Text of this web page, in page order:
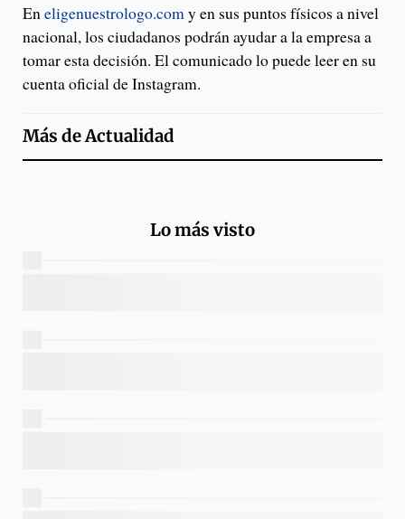
En eligenuestrologo.com y en sus puntos físicos a nivel
nacional, los ciudadanos podrán ayudar a la empresa a
tomar esta decisión. El comunicado lo puede leer en su
cuenta oficial de Instagram.
Más deActualidad
Lo más visto